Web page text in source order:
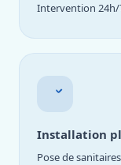
Intervention 24h/
Installation
Pose de